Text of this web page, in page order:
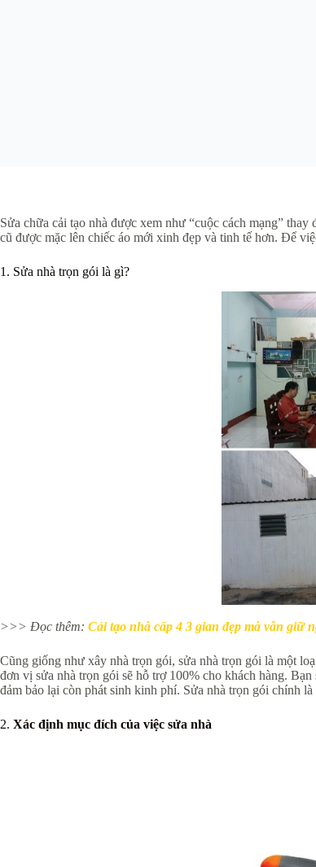
Sửa chữa cải tạo nhà được xem như “cuộc cách mạng”
cũ được mặc lên chiếc áo mới xinh đẹp và tinh tế hơn. Để
1. Sửa nhà trọn gói là gì?
>>> Đọc thêm: Cải tạo nhà cấp 4 3 gian đẹp mà vẫn giữ
Cũng giống như xây nhà trọn gói, sửa nhà trọn gói là một
đơn vị sửa nhà trọn gói sẽ hỗ trợ 100% cho khách hàng.
đảm bảo lại còn phát sinh kinh phí. Sửa nhà trọn gói chính
2. Xác định mục đích của việc sửa nhà